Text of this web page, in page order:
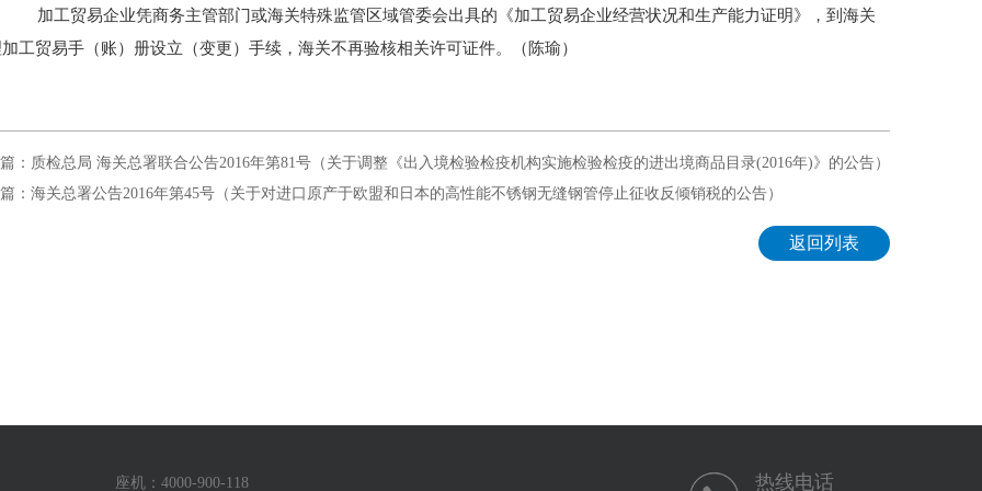
加工贸易企业凭商务主管部门或海关特殊监管区域管委会出具的《加工贸易企业经营状况和生产能力证明》，到海关
工贸易手（账）册设立（变更）手续，海关不再验核相关许可证件。（陈瑜）
：质检总局 海关总署联合公告2016年第81号（关于调整《出入境检验检疫机构实施检验检疫的进出境商品目录(2016年)》的公告）
：海关总署公告2016年第45号（关于对进口原产于欧盟和日本的高性能不锈钢无缝钢管停止征收反倾销税的公告）
返回列表
座机：4000-900-118 热线电话